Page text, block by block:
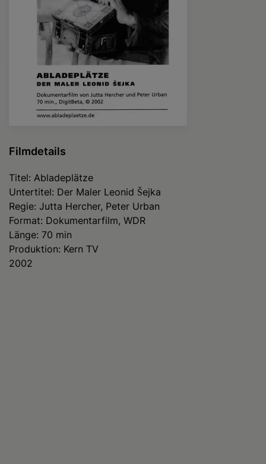
Filmdetails
Titel: Abladeplätze
Untertitel: Der Maler Leonid Šejka
Regie: Jutta Hercher, Peter Urban
Format: Dokumentarfilm, WDR
Länge: 70 min
Produktion: Kern TV
2002